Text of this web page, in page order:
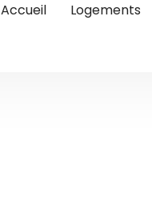
Accueil Logements